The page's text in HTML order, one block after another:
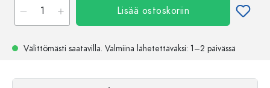
Lisää ostoskoriin
Välittömästi saatavilla. Valmiina lähetettäväksi: 1–2 päivässä